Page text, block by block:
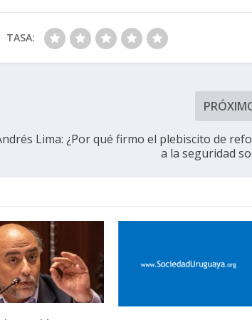
TASA:
Lima: ¿Por qué firmo el plebiscito de
a la seguridad